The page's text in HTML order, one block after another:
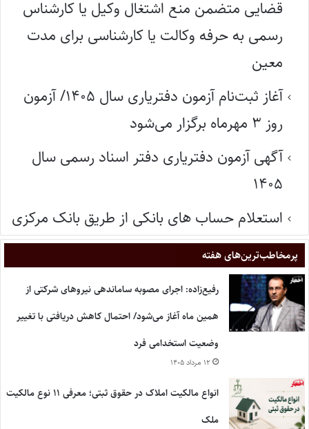
قضایی متضمن منع اشتغال وکیل یا کارشناس
رسمی به حرفه وکالت یا کارشناسی برای مدت
معین
آغاز ثبت‌نام آزمون دفتریاری سال ۱۴۰۵/ آزمون
روز ۳ مهرماه برگزار می‌شود
آگهی آزمون دفتریاری دفتر اسناد رسمی سال
۱۴۰۵
استعلام حساب های بانکی از طریق بانک مرکزی
پر‌مخاطب‌ترین‌های هفته
رفیع‌زاده: اجرای مصوبه ساماندهی نیروهای شرکتی از
همین ماه آغاز می‌شود/ احتمال کاهش دریافتی با تغییر
وضعیت استخدامی فرد
۱۲ مرداد ۱۴۰۵
انواع مالکیت املاک در حقوق ثبتی؛ معرفی ۱۱ نوع مالکیت
ملک